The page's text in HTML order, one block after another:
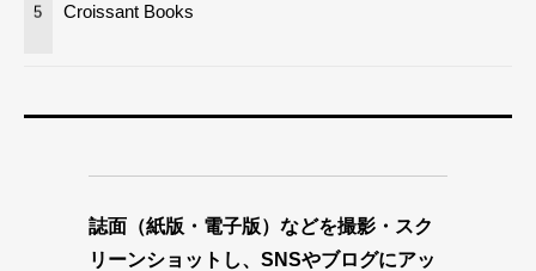
5 Croissant Books
誌面（紙版・電子版）などを撮影・スク
リーンショットし、SNSやブログにアッ